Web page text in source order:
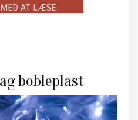
bobleplast